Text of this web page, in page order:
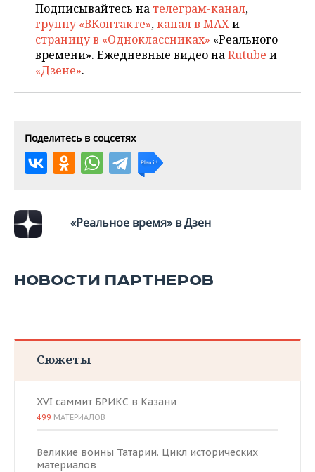
КИБЕРСПОРТ
ФИГУРНОЕ КАТАНИЕ
ВОДНЫЕ ВИДЫ СПОРТА
КУЛЬТУРА
МЕДИЦИНА
ОБРАЗОВАНИЕ
СПИСОК КОМПАНИЙ
Подписывайтесь на телеграм-канал,
группу «ВКонтакте»,канал в MAXи
страницу в «Одноклассниках» «Реального
времени». Ежедневные видео наRutube и
«Дзене».
Поделитесь в соцсетях
«Реальное время» в Дзен
НОВОСТИ ПАРТНЕРОВ
Сюжеты
XVI саммит БРИКС в Казани
499 МАТЕРИАЛОВ
Великие воины Татарии. Цикл исторических
материалов